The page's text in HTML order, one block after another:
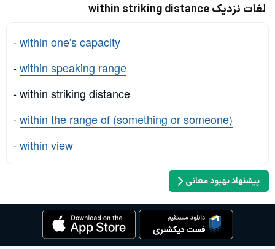
لغات نزدیک within striking distance
-within one's capacity
-within speaking range
- within striking distance
-within the range of (something or someone)
-within view
پیشنهاد بهبود معانی